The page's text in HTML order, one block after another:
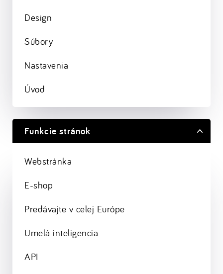
Design
Súbory
Nastavenia
Úvod
Funkcie stránok
Webstránka
E-shop
Predávajte v celej Európe
Umelá inteligencia
API